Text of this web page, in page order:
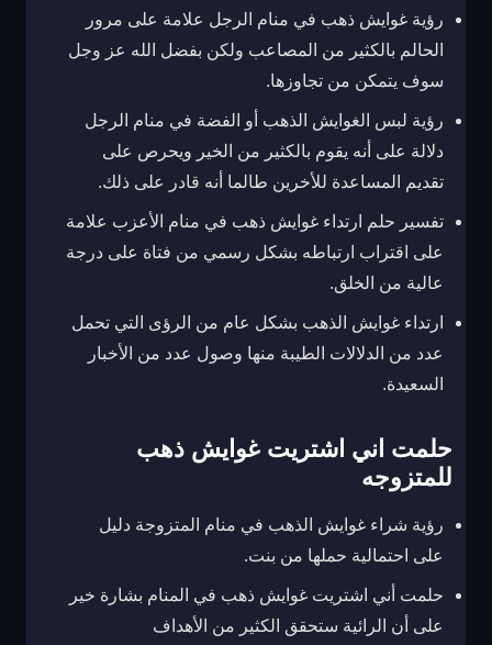
رؤية غوايش ذهب في منام الرجل علامة على مرور
الحالم بالكثير من المصاعب ولكن بفضل الله عز وجل
سوف يتمكن من تجاوزها.
رؤية لبس الغوايش الذهب أو الفضة في منام الرجل
دلالة على أنه يقوم بالكثير من الخير ويحرص على
تقديم المساعدة للأخرين طالما أنه قادر على ذلك.
تفسير حلم ارتداء غوايش ذهب في منام الأعزب علامة
على اقتراب ارتباطه بشكل رسمي من فتاة على درجة
عالية من الخلق.
ارتداء غوايش الذهب بشكل عام من الرؤى التي تحمل
عدد من الدلالات الطيبة منها وصول عدد من الأخبار
السعيدة.
حلمت اني اشتريت غوايش ذهب
للمتزوجه
رؤية شراء غوايش الذهب في منام المتزوجة دليل
على احتمالية حملها من بنت.
حلمت أني اشتريت غوايش ذهب في المنام بشارة خير
على أن الرائية ستحقق الكثير من الأهداف